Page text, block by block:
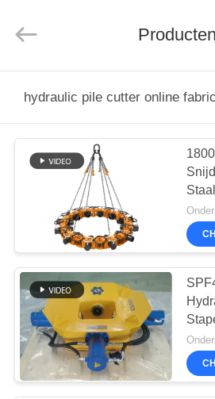
PRODUCTEN
SHOW
ONGEVEER
ONS
FABRIEKSREIS
한국
Việt
বাংলা
Beijing
Sinovo
International
Sinovo
Heavy
Industry
Co.Ltd..
Reserved.
Producten
hydraulic pile cutter online
met